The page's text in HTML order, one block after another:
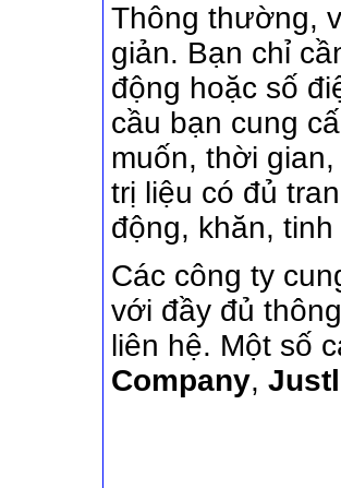
Thông thường,
giản. Bạn chỉ
động hoặc số
cầu bạn cung
muốn, thời
trị liệu có đủ
động, khăn,
Các công ty
với đầy đủ
liên hệ. Một số
Company,